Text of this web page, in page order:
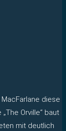
diese
Orville“ baut
mit deutlich